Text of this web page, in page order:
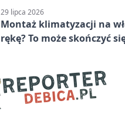
29 lipca 2026
Montaż klimatyzacji na
rękę? To może skończyć